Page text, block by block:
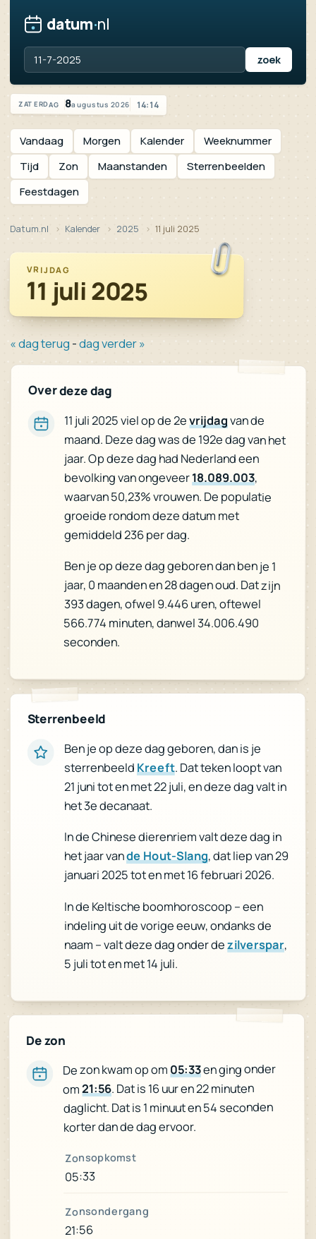
datum·nl
Vandaag is het zaterdag 8 augustus 2026
ZATERDAG 8augustus 2026 14:14
Vandaag Morgen Kalender
Weeknummer
Tijd
Zon Maanstanden
Sterrenbeelden
Feestdagen
Datum.nl Kalender 2025 11 juli 2025
VRIJDAG
11 juli 2025
« dag terug -dag verder »
Over deze dag
11 juli 2025 viel op de 2evrijdagvan de
maand. Deze dag was de 192e dag van het
jaar. Op deze dag had Nederland een
bevolking van ongeveer18.089.003,
waarvan 50,23% vrouwen. De populatie
groeide rondom deze datum met
gemiddeld 236 per dag.
Ben je op deze dag geboren dan ben je 1
jaar, 0 maanden en 28 dagen oud. Dat zijn
393 dagen, ofwel 9.446 uren, oftewel
566.774 minuten, danwel 34.006.490
seconden.
Sterrenbeeld
Ben je op deze dag geboren, dan is je
sterrenbeeld Kreeft. Dat teken loopt van
21 juni tot en met 22 juli, en deze dag valt in
het 3e decanaat.
In de Chinese dierenriem valt deze dag in
het jaar vande Hout-Slang, dat liep van 29
januari 2025 tot en met 16 februari 2026.
In de Keltische boomhoroscoop – een
indeling uit de vorige eeuw, ondanks de
naam – valt deze dag onder dezilverspar,
5 juli tot en met 14 juli.
De zon
De zon kwam op om 05:33en ging onder
om21:56. Dat is 16 uur en 22 minuten
daglicht. Dat is 1 minuut en 54 seconden
korter dan de dag ervoor.
Zonsopkomst
05:33
Zonsondergang
21:56